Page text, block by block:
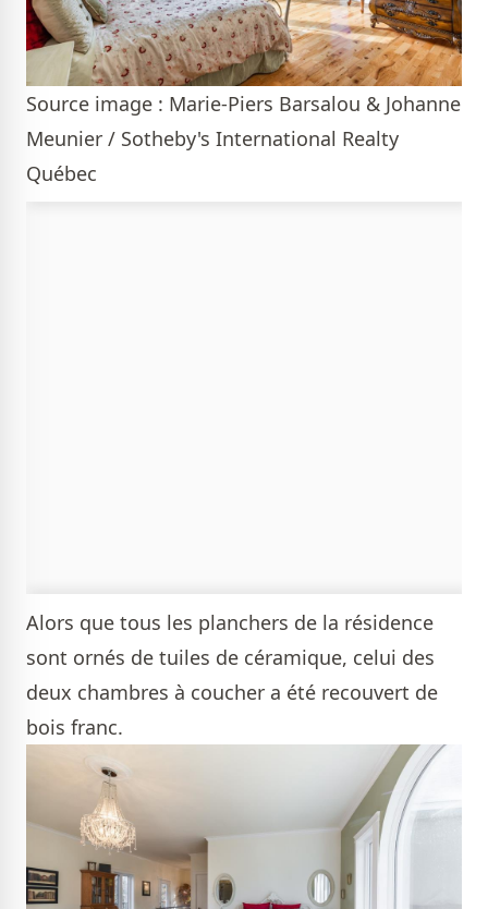
Source image : Marie-Piers Barsalou & Johanne
Meunier / Sotheby's International Realty
Québec
Alors que tous les planchers de la résidence
sont ornés de tuiles de céramique, celui des
deux chambres à coucher a été recouvert de
bois franc.